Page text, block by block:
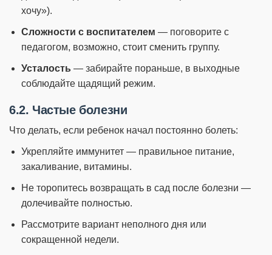
хочу»).
Сложности с воспитателем — поговорите с
педагогом, возможно, стоит сменить группу.
Усталость — забирайте пораньше, в выходные
соблюдайте щадящий режим.
6.2. Частые болезни
Что делать, если ребенок начал постоянно болеть:
Укрепляйте иммунитет — правильное питание,
закаливание, витамины.
Не торопитесь возвращать в сад после болезни —
долечивайте полностью.
Рассмотрите вариант неполного дня или
сокращенной недели.